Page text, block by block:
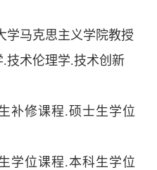
学马克思主义学院教授
.技术伦理学.技术创新
补修课程.硕士生学位
学位课程.本科生学位